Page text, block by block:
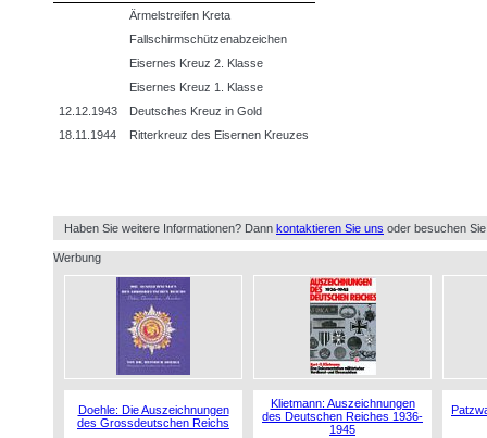
Ärmelstreifen Kreta
Fallschirmschützenabzeichen
Eisernes Kreuz 2. Klasse
Eisernes Kreuz 1. Klasse
12.12.1943
Deutsches Kreuz in Gold
18.11.1944
Ritterkreuz des Eisernen Kreuzes
Haben Sie weitere Informationen? Dann kontaktieren Sie uns oder besuchen
Werbung
Doehle: Die Auszeichnungen
des Grossdeutschen Reichs
Klietmann: Auszeichnungen
des Deutschen Reiches 1936-
1945